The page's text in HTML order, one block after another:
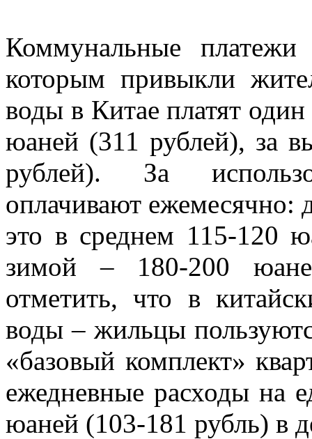
Коммунальные
которым привыкли
воды в Китае платят
юаней (311 рублей), за
рублей). За
оплачивают
это в среднем 115-120
зимой – 180-200
отметить, что в
воды – жильцы
«базовый комплект»
ежедневные расходы на
юаней (103-181 рубль) в